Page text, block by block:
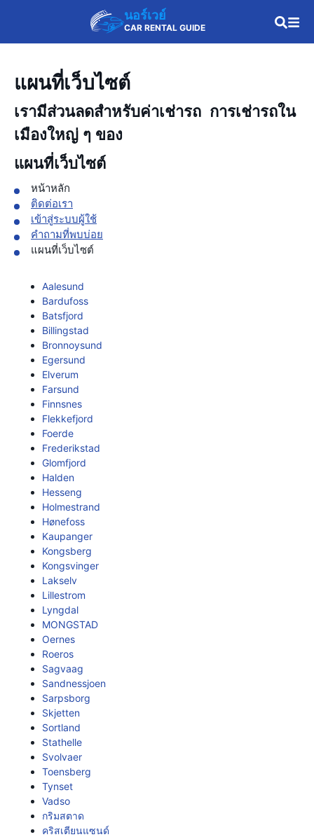
นอร์เวย์
CAR RENTAL GUIDE
แผนที่เว็บไซต์
เรามีส่วนลดสำหรับค่าเช่ารถ การเช่ารถใน
เมืองใหญ่ ๆ ของ
แผนที่เว็บไซต์
หน้าหลัก
ติดต่อเรา
เข้าสู่ระบบผู้ใช้
คำถามที่พบบ่อย
แผนที่เว็บไซต์
Aalesund
Bardufoss
Batsfjord
Billingstad
Bronnoysund
Egersund
Elverum
Farsund
Finnsnes
Flekkefjord
Foerde
Frederikstad
Glomfjord
Halden
Hesseng
Holmestrand
Hønefoss
Kaupanger
Kongsberg
Kongsvinger
Lakselv
Lillestrom
Lyngdal
MONGSTAD
Oernes
Roeros
Sagvaag
Sandnessjoen
Sarpsborg
Skjetten
Sortland
Stathelle
Svolvaer
Toensberg
Tynset
Vadso
กริมสตาด
คริสเตียนแซนด์